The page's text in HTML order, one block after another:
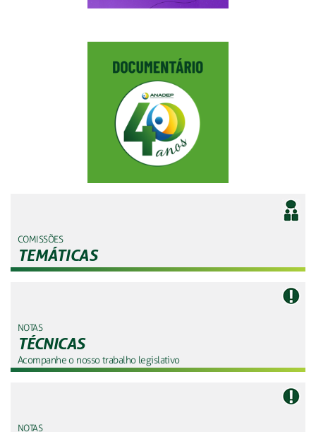
COMISSÕES
TEMÁTICAS
NOTAS
TÉCNICAS
Acompanhe o nosso trabalho legislativo
NOTAS